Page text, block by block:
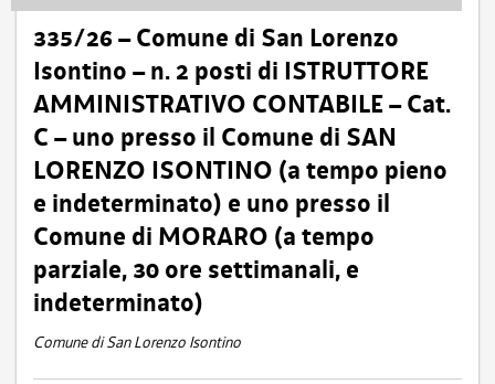
335/26 – Comune di San Lorenzo
Isontino – n. 2 posti di ISTRUTTORE
AMMINISTRATIVO CONTABILE – Cat.
C – uno presso il Comune di SAN
LORENZO ISONTINO (a tempo pieno
e indeterminato) e uno presso il
Comune di MORARO (a tempo
parziale, 30 ore settimanali, e
indeterminato)
Comune di San Lorenzo Isontino